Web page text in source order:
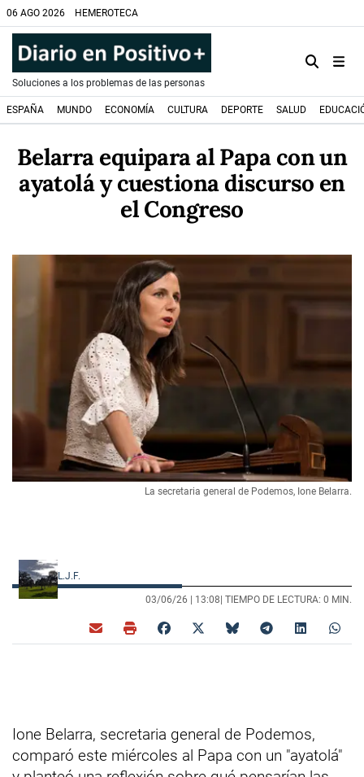
06 AGO 2026 HEMEROTECA
Soluciones a los problemas de las personas
ESPAÑA MUNDO ECONOMÍA CULTURA DEPORTE SALUD
Belarra equipara al Papa con un
ayatolá y cuestiona discurso en
el Congreso
La secretaria general de Podemos, Ione Belarra.
L.J.F.
03/06/26 | 13:08| TIEMPO DE LECTURA: 0 MIN.
Ione Belarra, secretaria general de Podemos,
comparó este miércoles al Papa con un "ayatolá"